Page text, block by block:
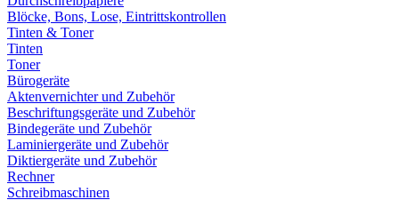
Blöcke, Bons, Lose, Eintrittskontrollen
Tinten & Toner
Tinten
Toner
Bürogeräte
Aktenvernichter und Zubehör
Beschriftungsgeräte und Zubehör
Bindegeräte und Zubehör
Laminiergeräte und Zubehör
Diktiergeräte und Zubehör
Rechner
Schreibmaschinen